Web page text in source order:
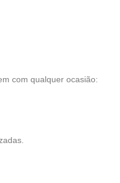
com qualquer ocasião: